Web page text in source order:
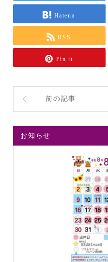
Hatena
RSS
Pin it
前の記事
お知らせ